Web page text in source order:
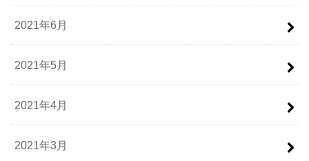
2021年6月
2021年5月
2021年4月
2021年3月